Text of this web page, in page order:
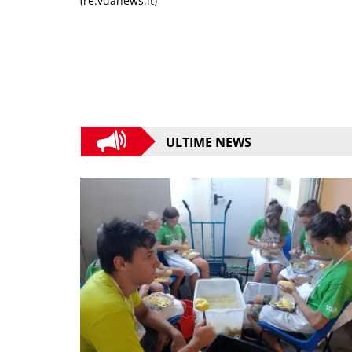
ULTIME NEWS